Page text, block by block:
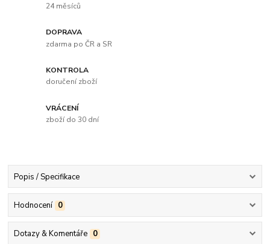
24 měsíců
DOPRAVA
zdarma po ČR a SR
KONTROLA
doručení zboží
VRÁCENÍ
zboží do 30 dní
Popis / Specifikace
Hodnocení 0
Dotazy & Komentáře 0